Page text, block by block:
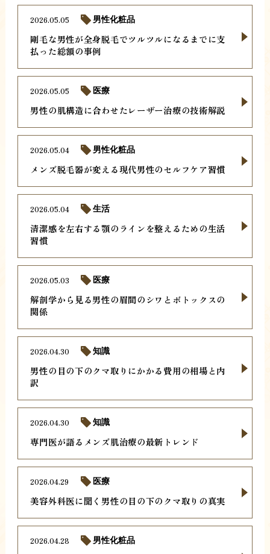
剛毛な男性が全身脱毛でツルツルになるまでに支
払った総額の事例
2026.05.05 男性化粧品
男性の肌構造に合わせたレーザー治療の技術解説
2026.05.05 医療
メンズ脱毛器が変える現代男性のセルフケア習慣
2026.05.04 男性化粧品
清潔感を左右する顎のラインを整えるための生活
習慣
2026.05.04 生活
解剖学から見る男性の眉間のシワとボトックスの
関係
2026.05.03 医療
男性の目の下のクマ取りにかかる費用の相場と内
訳
2026.04.30 知識
専門医が語るメンズ肌治療の最新トレンド
2026.04.30 知識
美容外科医に聞く男性の目の下のクマ取りの真実
2026.04.29 医療
2026.04.28 男性化粧品